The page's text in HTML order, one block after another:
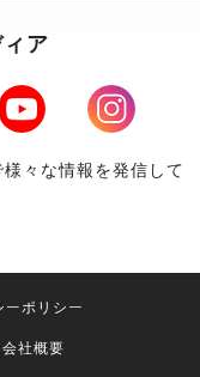
ア
Youtube
Instagram
々な情報を発信して
ーポリシー
会社概要